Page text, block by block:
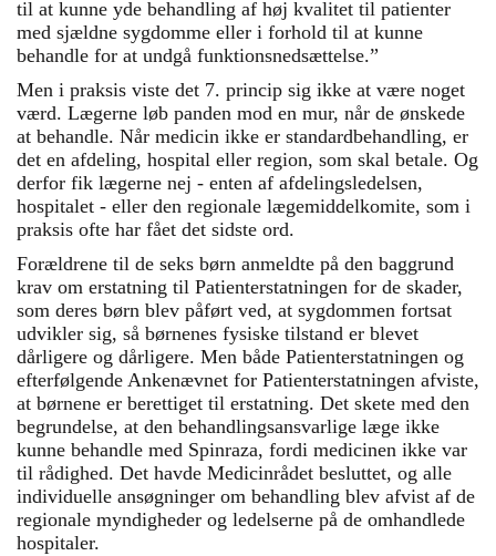
til at kunne yde behandling af høj kvalitet til patienter
med sjældne sygdomme eller i forhold til at kunne
behandle for at undgå funktionsnedsættelse.”
Men i praksis viste det 7. princip sig ikke at være noget
værd. Lægerne løb panden mod en mur, når de ønskede
at behandle. Når medicin ikke er standardbehandling, er
det en afdeling, hospital eller region, som skal betale. Og
derfor fik lægerne nej - enten af afdelingsledelsen,
hospitalet - eller den regionale lægemiddelkomite, som i
praksis ofte har fået det sidste ord.
Forældrene til de seks børn anmeldte på den baggrund
krav om erstatning til Patienterstatningen for de skader,
som deres børn blev påført ved, at sygdommen fortsat
udvikler sig, så børnenes fysiske tilstand er blevet
dårligere og dårligere. Men både Patienterstatningen og
efterfølgende Ankenævnet for Patienterstatningen afviste,
at børnene er berettiget til erstatning. Det skete med den
begrundelse, at den behandlingsansvarlige læge ikke
kunne behandle med Spinraza, fordi medicinen ikke var
til rådighed. Det havde Medicinrådet besluttet, og alle
individuelle ansøgninger om behandling blev afvist af de
regionale myndigheder og ledelserne på de omhandlede
hospitaler.